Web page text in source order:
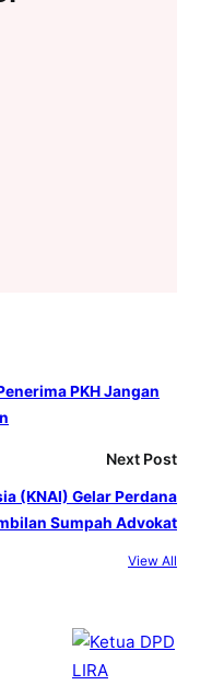
PKH Jangan
Next Post
(KNAI) Gelar Perdana
Sumpah Advokat
View All